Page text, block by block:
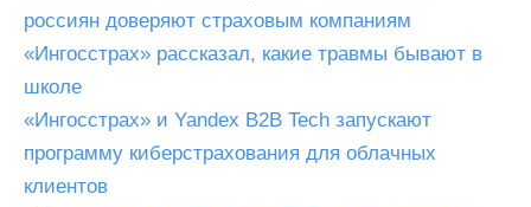
россиян доверяют страховым компаниям
«Ингосстрах» рассказал, какие травмы бывают в
школе
«Ингосстрах» и Yandex B2B Tech запускают
программу киберстрахования для облачных
клиентов